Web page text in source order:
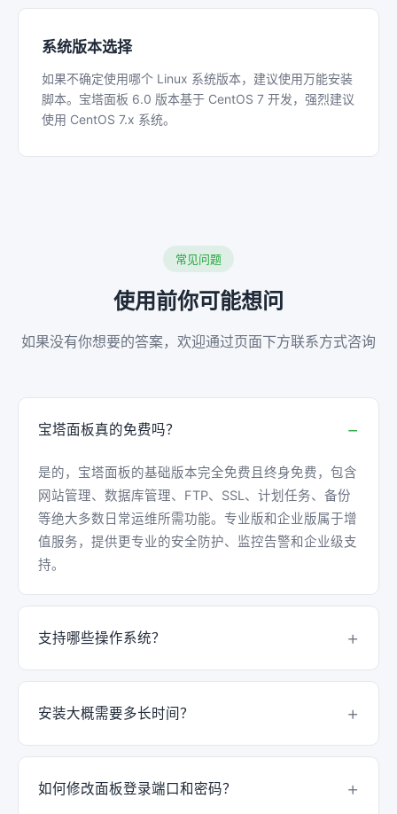
系统版本选择
如果不确定使用哪个 Linux 系统版本，建议使用万能安装
脚本。宝塔面板 6.0 版本基于 CentOS 7 开发，强烈建议
使用 CentOS 7.x 系统。
常见问题
使用前你可能想问
如果没有你想要的答案，欢迎通过页面下方联系方式咨询
宝塔面板真的免费吗？
是的，宝塔面板的基础版本完全免费且终身免费，包含
网站管理、数据库管理、FTP、SSL、计划任务、备份
等绝大多数日常运维所需功能。专业版和企业版属于增
值服务，提供更专业的安全防护、监控告警和企业级支
持。
支持哪些操作系统？
Linux 端支持 CentOS 7+ / Rocky Linux / AlmaLinux /
Ubuntu 18.04+ / Debian 10+ / Fedora 等主流发行版；
2016 / 2019 / 2022 等服务器系统。建议使用纯净的系
安装大概需要多长时间？
在网络通畅的情况下，面板本体安装约 2 分钟即可完
成。安装完成后再根据需要安装 Nginx、MySQL、PHP
如何修改面板登录端口和密码？